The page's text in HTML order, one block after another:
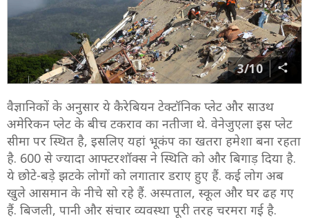
3/10
वैज्ञानिकों के अनुसार ये कैरेबियन टेक्टॉनिक प्लेट और साउथ
अमेरिकन प्लेट के बीच टकराव का नतीजा थे. वेनेजुएला इस प्लेट
सीमा पर स्थित है, इसलिए यहां भूकंप का खतरा हमेशा बना रहता
है. 600 से ज्यादा आफ्टरशॉक्स ने स्थिति को और बिगाड़ दिया है.
ये छोटे-बड़े झटके लोगों को लगातार डराए हुए हैं. कई लोग अब
खुले आसमान के नीचे सो रहे हैं. अस्पताल, स्कूल और घर ढह गए
हैं. बिजली, पानी और संचार व्यवस्था पूरी तरह चरमरा गई है.